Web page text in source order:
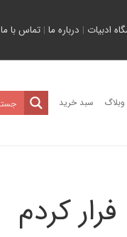
ادبیات | درباره ما |تماس با ما
وبلاگ سبد خرید
کردم